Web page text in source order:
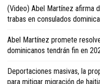
(Video) Abel Martínez afirma
trabas en consulados
Abel Martínez promete
dominicanos tendrán fin en
Deportaciones masivas, la
para mitigar migración de